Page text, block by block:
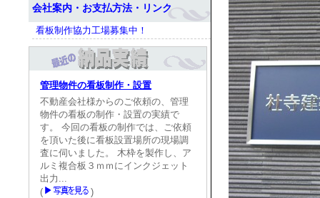
会社案内・お支払方法・リンク
看板制作協力工場募集中！
管理物件の看板制作・設置
不動産会社様からのご依頼の、管理
物件の看板の制作・設置の実績で
す。 今回の看板の制作では、ご依頼
を頂いた後に看板設置場所の現場調
査に伺いました。 木枠を製作し、ア
ルミ複合板３ｍｍにインクジェット
出力...
(
)